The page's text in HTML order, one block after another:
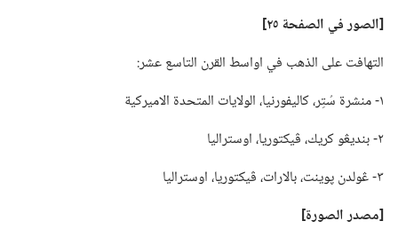
‏[الصورفي الصفحة ٢٥]‏
التهافت على الذهب في اواسط القرن التاسع عشر:‏
١-‏ منشرة سُتِر،‏ كاليفورنيا،‏ الولايات المتحدة الاميركية
٢-‏ بنديڠو كريك،‏ ڤيكتوريا،‏ اوستراليا
٣-‏ ڠولدن پوينت،‏ بالارات،‏ ڤيكتوريا،‏ اوستراليا
‏[مصدر الصورة]‏